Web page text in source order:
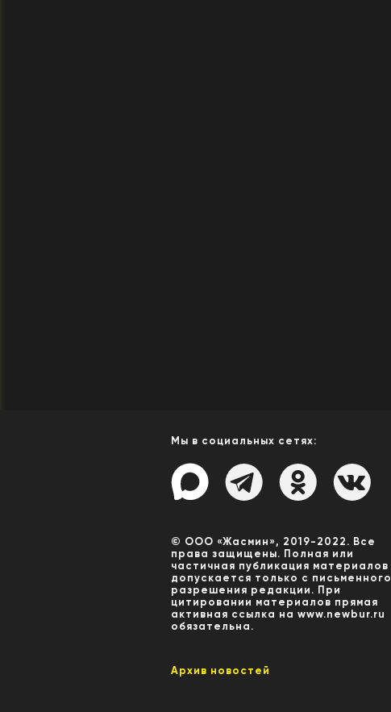
Мы в социальных сетях:
© ООО «Жасмин», 2019-2022. Все
права защищены. Полная или
частичная публикация материалов
допускается только с письменного
разрешения редакции. При
цитировании материалов прямая
активная ссылка на www.newbur.ru
обязательна.
Архив новостей